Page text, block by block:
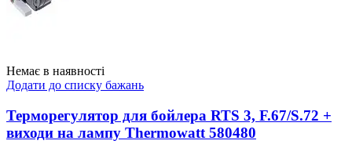
Немає в наявності
Додати до списку бажань
Терморегулятор для бойлера RTS 3, F.67/S.72 +
виходи на лампу Thermowatt 580480